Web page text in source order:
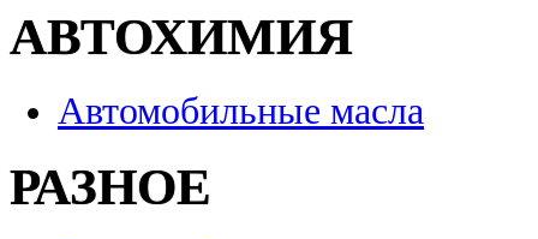
АВТОХИМИЯ
Автомобильные масла
РАЗНОЕ